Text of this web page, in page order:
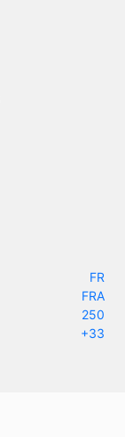
FR
FRA
250
+33